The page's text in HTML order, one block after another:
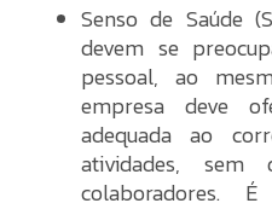
Senso de Saúde
devem se
pessoal, ao
empresa deve
adequada ao
atividades,
colaboradores.